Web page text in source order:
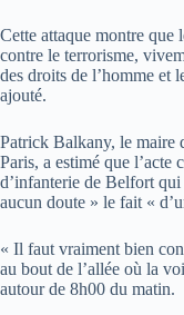
Cette attaque montre que
contre le terrorisme,
des droits de l’homme et
ajouté.
Patrick Balkany, le maire
Paris, a estimé que l’acte
d’infanterie de Belfort qui
aucun doute » le fait «
« Il faut vraiment bien
au bout de l’allée où la
autour de 8h00 du matin.